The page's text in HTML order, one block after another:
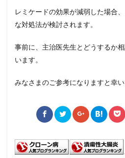
レミケードの効果が減弱した場合
な対処法が検討されます。
事前に、主治医先生とどうするか
います。
みなさまのご参考になりますと幸い